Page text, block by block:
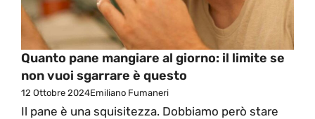
Quanto pane mangiare al giorno: il limite se
non vuoi sgarrare è questo
12 Ottobre 2024Emiliano Fumaneri
Il pane è una squisitezza. Dobbiamo però stare